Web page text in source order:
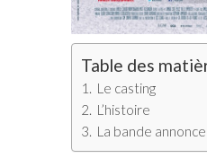
Table des
Le casting
L’histoire
La bande annonce